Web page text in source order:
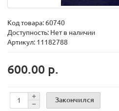
Код товара: 60740
Доступность: Нет в наличии
Артикул: 11182788
600.00 р.
Закончился